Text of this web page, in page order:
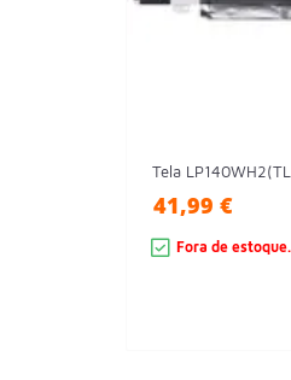
Tela
41,99 €
Fora de